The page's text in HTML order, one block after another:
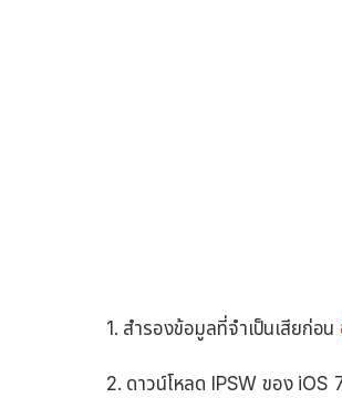
1. สำรองข้อมูลที่จำเป็นเสียก่อน
2. ดาวน์โหลด IPSW ของ iOS